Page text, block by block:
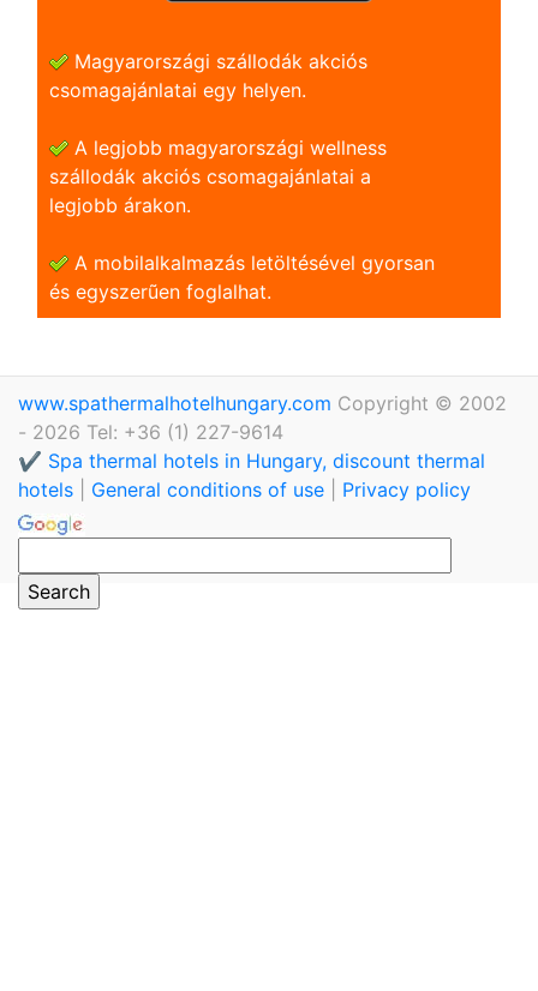
Magyarországi szállodák akciós
csomagajánlatai egy helyen.
A legjobb magyarországi wellness
szállodák akciós csomagajánlatai a
legjobb árakon.
A mobilalkalmazás letöltésével gyorsan
és egyszerũen foglalhat.
www.spathermalhotelhungary.com Copyright © 2002
- 2026 Tel: +36 (1) 227-9614
✔️ Spa thermal hotels in Hungary, discount thermal
hotels
General conditions of use Privacy policy